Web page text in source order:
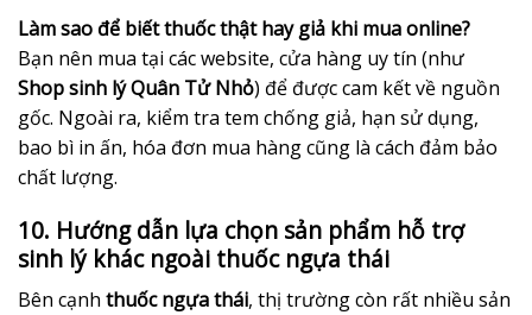
Làm sao để biết thuốc thật hay giả khi mua online?
Bạn nên mua tại các website, cửa hàng uy tín (như
Shop sinh lý Quân Tử Nhỏ) để được cam kết về nguồn
gốc. Ngoài ra, kiểm tra tem chống giả, hạn sử dụng,
bao bì in ấn, hóa đơn mua hàng cũng là cách đảm bảo
chất lượng.
10. Hướng dẫn lựa chọn sản phẩm hỗ trợ
sinh lý khác ngoài thuốc ngựa thái
Bên cạnh thuốc ngựa thái, thị trường còn rất nhiều sản